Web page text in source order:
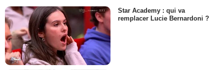
Star Academy : qui va
remplacer Lucie Bernardoni ?